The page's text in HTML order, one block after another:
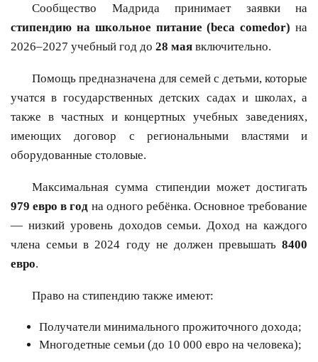
Сообщество Мадрида принимает заявки на
стипендию на школьное питание (beca comedor) на
2026–2027 учебный год до 28 мая включительно.
Помощь предназначена для семей с детьми, которые
учатся в государственных детских садах и школах, а
также в частных и концертных учебных заведениях,
имеющих договор с региональными властями и
оборудованные столовые.
Максимальная сумма стипендии может достигать
979 евро в год на одного ребёнка. Основное требование
— низкий уровень доходов семьи. Доход на каждого
члена семьи в 2024 году не должен превышать 8400
евро.
Право на стипендию также имеют:
Получатели минимального прожиточного дохода;
Многодетные семьи (до 10 000 евро на человека);